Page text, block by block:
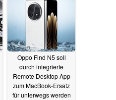
Oppo Find N5 soll
durch integrierte
Remote Desktop App
zum MacBook-Ersatz
für unterwegs werden